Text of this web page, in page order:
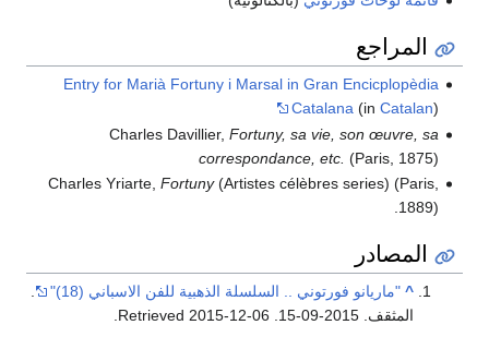
المراجع
Entry for Marià Fortuny i Marsal in Gran Encicplopèdia
Catalana (in Catalan)
Charles Davillier, Fortuny, sa vie, son œuvre, sa
correspondance, etc. (Paris, 1875)
Charles Yriarte, Fortuny(Artistes célèbres series) (Paris,
1889).
المصادر
^ "ماريانو فورتوني .. السلسلة الذهبية للفن الاسباني (18)"
.
المثقف. 2015-09-15
. Retrieved
2015-12-06
.